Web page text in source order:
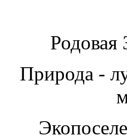
Родовая
Природа -